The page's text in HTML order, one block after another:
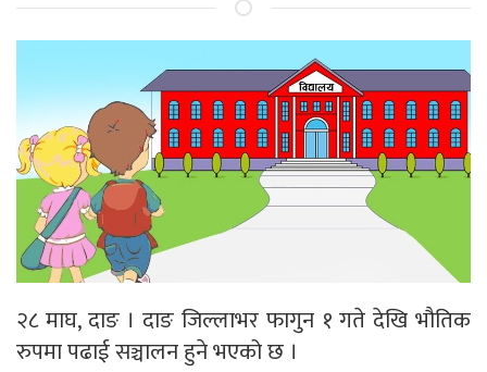
२८ माघ, दाङ । दाङ जिल्लाभर फागुन १ गते देखि भौतिक
रुपमा पढाई सञ्चालन हुने भएको छ ।